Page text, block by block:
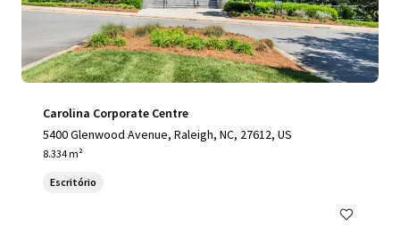
Carolina Corporate Centre
5400 Glenwood Avenue, Raleigh, NC, 27612, US
8.334 m²
Escritório